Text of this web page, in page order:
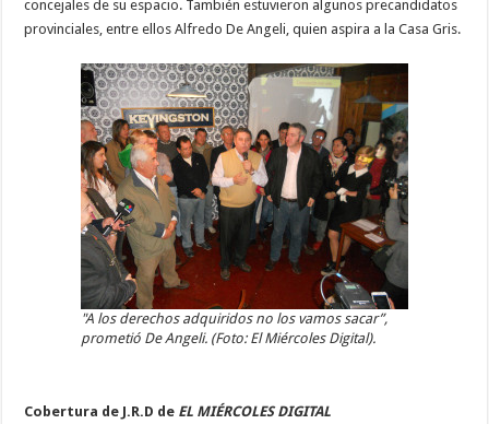
concejales de su espacio. También estuvieron algunos precandidatos
provinciales, entre ellos Alfredo De Angeli, quien aspira a la Casa Gris.
"A los derechos adquiridos no los vamos sacar”,
prometió De Angeli. (Foto: El Miércoles Digital).
Cobertura de J.R.D de EL MIÉRCOLES DIGITAL